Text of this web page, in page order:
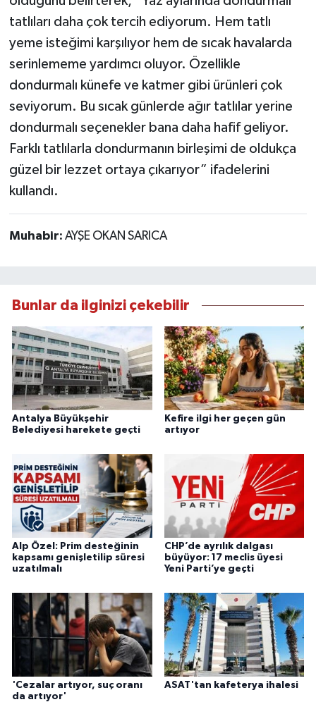
tatlıları daha çok tercih ediyorum. Hem tatlı
yeme isteğimi karşılıyor hem de sıcak havalarda
serinlememe yardımcı oluyor. Özellikle
dondurmalı künefe ve katmer gibi ürünleri çok
seviyorum. Bu sıcak günlerde ağır tatlılar yerine
dondurmalı seçenekler bana daha hafif geliyor.
Farklı tatlılarla dondurmanın birleşimi de oldukça
güzel bir lezzet ortaya çıkarıyor” ifadelerini
kullandı.
Muhabir: AYŞE OKAN SARICA
Bunlar da ilginizi çekebilir
Antalya Büyükşehir
Belediyesi harekete geçti
Kefire ilgi her geçen gün
artıyor
Alp Özel: Prim desteğinin
kapsamı genişletilip süresi
uzatılmalı
CHP’de ayrılık dalgası
büyüyor: 17 meclis üyesi
Yeni Parti’ye geçti
'Cezalar artıyor, suç oranı
da artıyor'
ASAT'tan kafeterya ihalesi